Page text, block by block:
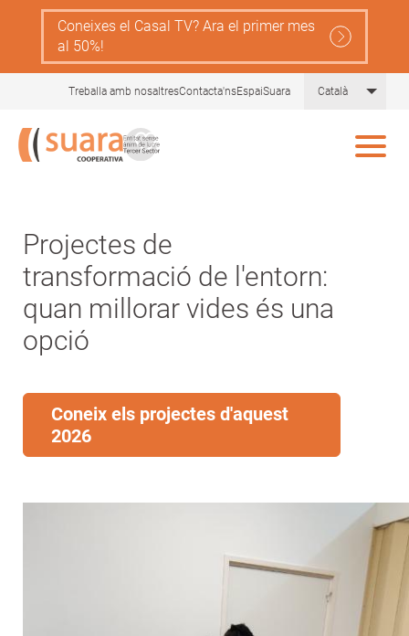
content
Coneixes el Casal TV? Ara el primer mes
al 50%!
Treballa amb nosaltresContacta'nsEspaiSuara Català List
Suara
cooperativa,
entitat
del
tercer
Projectes de
transformació de l'entorn:
quan millorar vides és una
opció
Coneix els projectes d'aquest
2026